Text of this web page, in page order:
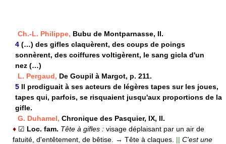
Ch.-L. Philippe, Bubu de Montparnasse, II.
4 (…) des gifles claquèrent, des coups de poings
sonnèrent, des coiffures voltigèrent, le sang gicla d'un
nez (…)
L. Pergaud, De Goupil à Margot, p. 211.
5 Il prodiguait à ses acteurs de légères tapes sur les joues,
tapes qui, parfois, se risquaient jusqu'aux proportions de la
gifle.
G. Duhamel, Chronique des Pasquier, IX, II.
♦ ☑ Loc. fam. Tête à gifles : visage déplaisant par un air de
fatuité, d'entêtement, de bêtise.
→ Tête à claques. || C'est une